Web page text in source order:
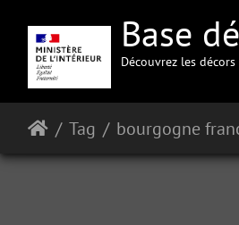
Base
Découvrez les
Tag bourgogne